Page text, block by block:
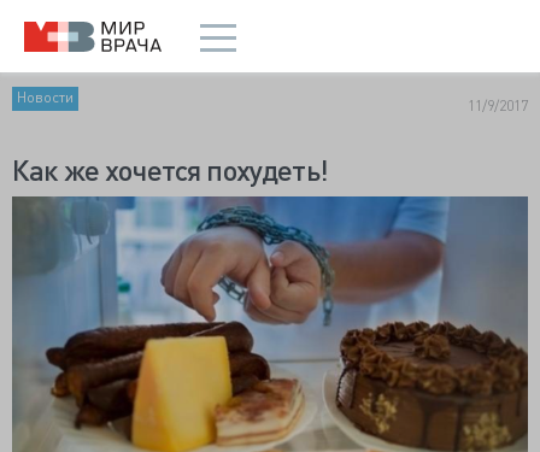
Новости 11/9/2017
Как же хочется похудеть!